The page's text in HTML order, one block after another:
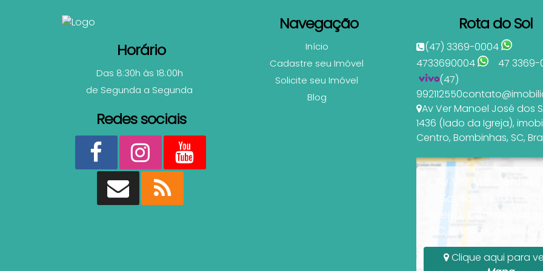
Horário
Das 8:30h às 18:00h
de Segunda a Segunda
Redes sociais
Navegação
Início
Cadastre seu Imóvel
Solicite seu Imóvel
Blog
Rota do Sol
(47) 3369-0004
4733690004
47
(47)
992112550
Av Ver Manoel José dos
1436 (lado da Igreja),
Centro, Bombinhas, SC,
Av Ver Manoel José
Santos, 1436 (lado
Igreja), Centro,
SC, Santa Catarina,
Clique aqui para